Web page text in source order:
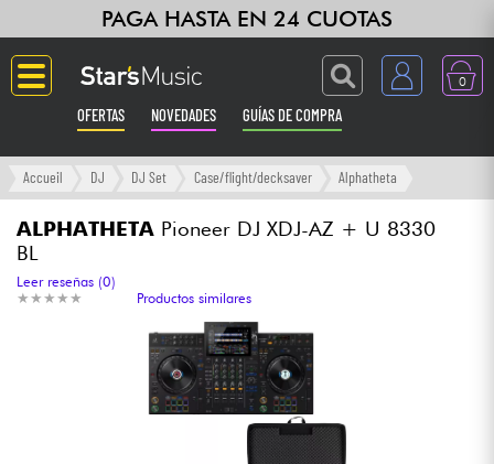
PAGA HASTA EN 24 CUOTAS
0
OFERTAS NOVEDADES GUÍAS DE COMPRA
Langue
Guitarras & Bajos
Ampli & Efectos
Sintetizadores & samplers
Accueil DJ DJ Set Case/flight/decksaver Alphatheta
ALPHATHETA Pioneer DJ XDJ-AZ + U 8330
BL
★ ★ ★ ★ ★
★ ★ ★ ★ ★
Leer reseñas (0)
Productos similares